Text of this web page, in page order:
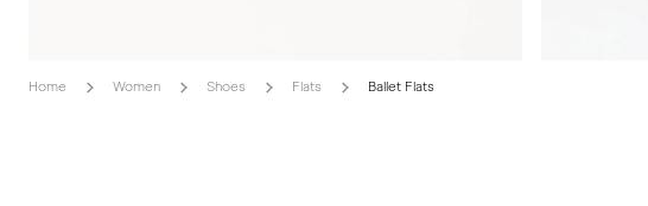
Home Women Shoes Flats Ballet Flats